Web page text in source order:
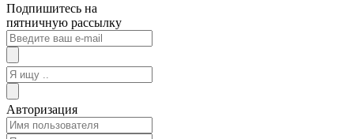
Подпишитесь на
пятничную рассылку
Авторизация